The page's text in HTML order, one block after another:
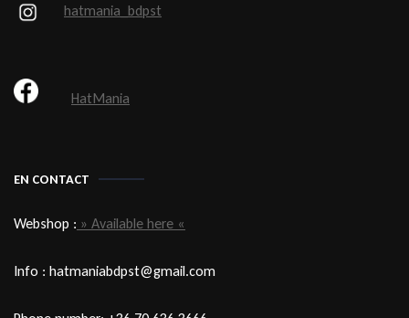
hatmania_bdpst
HatMania
EN CONTACT
Webshop : » Available here «
Info : hatmaniabdpst@gmail.com